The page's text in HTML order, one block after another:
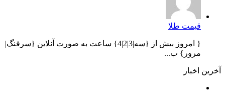
قیمت طلا
{ امروز بیش از {سه|3|2|4} ساعت به صورت آنلاین {سرفنگ|
مرور} ب...
آخرین اخبار